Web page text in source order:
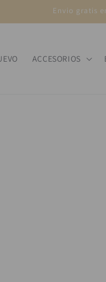
Envio gratis
ACCESORIOS